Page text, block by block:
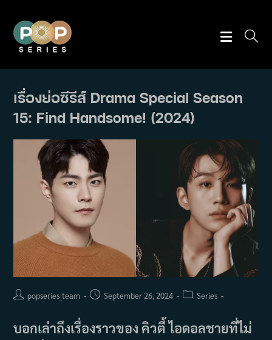
content
เรื่องย่อซีรีส์ Drama Special Season
15: Find Handsome! (2024)
Postpopseries_team
PostSeptember 26, 2024
PostSeries
บอกเล่าถึงเรื่องราวของ คิวตี้ ไอดอลชายที่ไม่